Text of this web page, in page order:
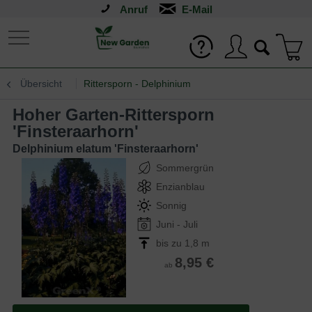
Anruf
Übersicht Rittersporn - Delphinium
Hoher Garten-Rittersporn
'Finsteraarhorn'
Delphinium elatum 'Finsteraarhorn'
Sommergrün
Enzianblau
Sonnig
Juni - Juli
bis zu 1,8 m
ab 8,95 €